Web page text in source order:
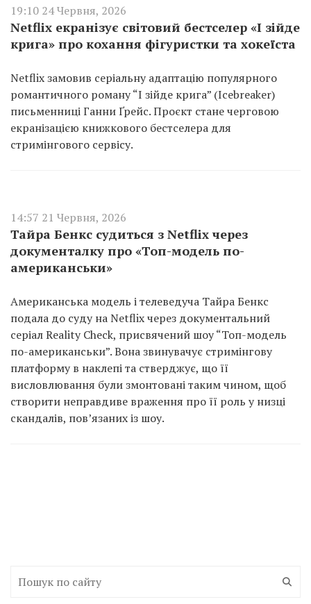
19:10 24 Червня, 2026
Netflix екранізує світовий бестселер «І зійде
крига» про кохання фігуристки та хокеїста
Netflix замовив серіальну адаптацію популярного
романтичного роману “І зійде крига” (Icebreaker)
письменниці Ганни Ґрейс. Проєкт стане черговою
екранізацією книжкового бестселера для
стримінгового сервісу.
14:57 21 Червня, 2026
Тайра Бенкс судиться з Netflix через
документалку про «Топ-модель по-
американськи»
Американська модель і телеведуча Тайра Бенкс
подала до суду на Netflix через документальний
серіал Reality Check, присвячений шоу “Топ-модель
по-американськи”. Вона звинувачує стримінгову
платформу в наклепі та стверджує, що її
висловлювання були змонтовані таким чином, щоб
створити неправдиве враження про її роль у низці
скандалів, пов’язаних із шоу.